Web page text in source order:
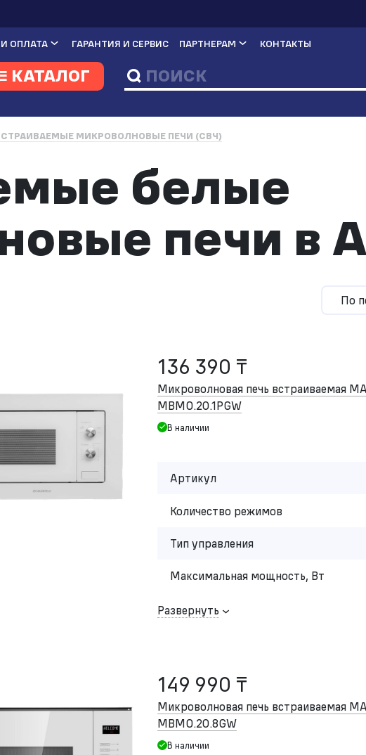
ОПЛАТА ГАРАНТИЯ И СЕРВИС ПАРТНЕРАМ КОНТАКТЫ
КАТАЛОГ
МИКРОВОЛНОВЫЕ ПЕЧИ (СВЧ)
белые
печи в
По
136 390 ₸
Микроволновая печь встраиваемая
MBMO.20.1PGW
В наличии
Артикул
Количество режимов
Тип управления
Максимальная мощность, Вт
Развернуть
149 990 ₸
Микроволновая печь встраиваемая
MBMO.20.8GW
В наличии